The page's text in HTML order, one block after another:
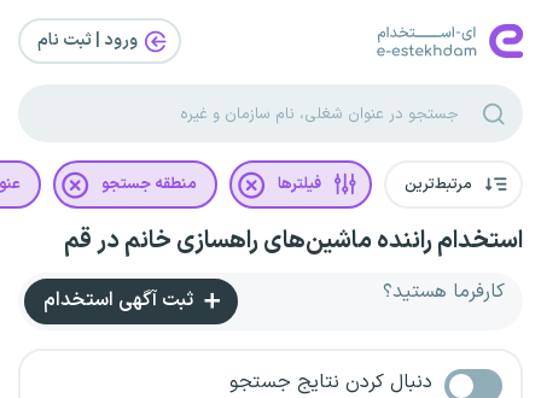
ورود | ثبت‌ نام
مرتبط‌ترین فیلترها منطقه جستجو
استخدام راننده ماشین‌های راهسازی خانم در قم
کارفرما هستید؟ ثبت آگهی استخدام
دنبال کردن نتایج جستجو